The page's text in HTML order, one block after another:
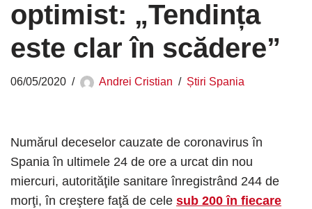
optimist: „Tendința
este clar în scădere”
06/05/2020 Andrei Cristian Știri Spania
Numărul deceselor cauzate de coronavirus în
Spania în ultimele 24 de ore a urcat din nou
miercuri, autorităţile sanitare înregistrând 244 de
morţi, în creştere faţă de cele sub 200 în fiecare